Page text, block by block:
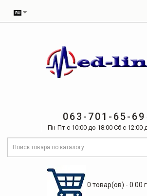
063-701-65-69
Пн-Пт с 10:00 до 18:00 Сб с 12:00
0 товар(ов) - 0.00